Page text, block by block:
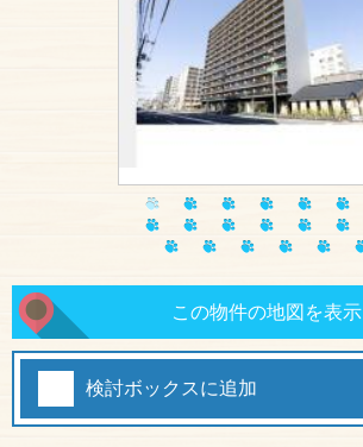
この物件の地図を表示
検討ボックスに追加